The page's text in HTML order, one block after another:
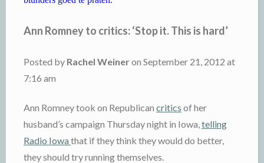
Ann Romney to critics: ‘Stop it. This is hard’
Posted by Rachel Weineron September 21, 2012 at
7:16 am
Ann Romney took on Republican critics of her
husband’s campaign Thursday night in Iowa,telling
Radio Iowathat if they think they would do better,
they should try running themselves.